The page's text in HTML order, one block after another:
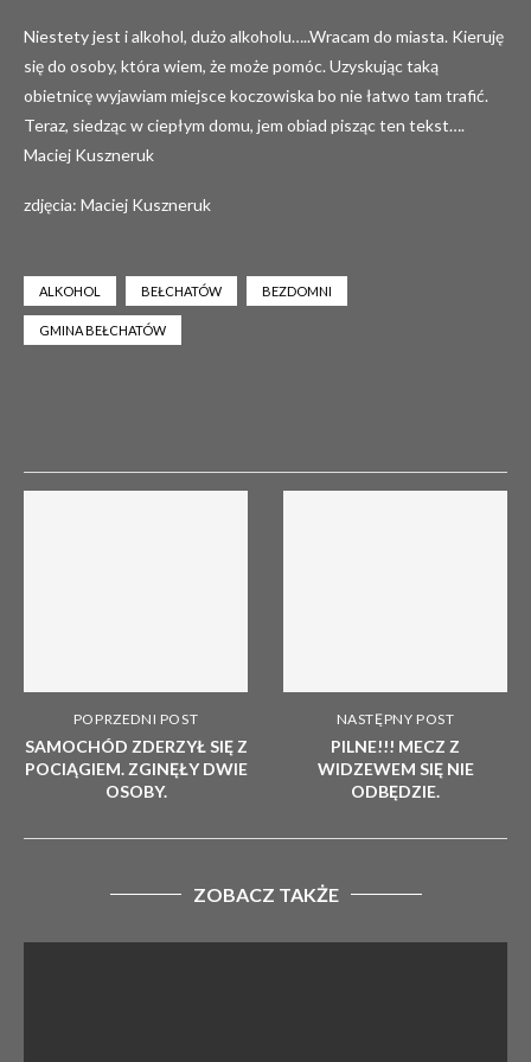
Niestety jest i alkohol, dużo alkoholu…..Wracam do miasta. Kieruję
się do osoby, która wiem, że może pomóc. Uzyskując taką
obietnicę wyjawiam miejsce koczowiska bo nie łatwo tam trafić.
Teraz, siedząc w ciepłym domu, jem obiad pisząc ten tekst….
Maciej Kuszneruk
zdjęcia: Maciej Kuszneruk
ALKOHOL BEŁCHATÓW BEZDOMNI
GMINA BEŁCHATÓW
POPRZEDNI POST
SAMOCHÓD ZDERZYŁ SIĘ Z
POCIĄGIEM. ZGINĘŁY DWIE
OSOBY.
NASTĘPNY POST
PILNE!!! MECZ Z
WIDZEWEM SIĘ NIE
ODBĘDZIE.
ZOBACZ TAKŻE